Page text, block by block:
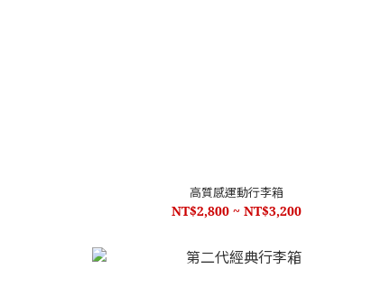
高質感運動行李箱
NT$2,800 ~ NT$3,200